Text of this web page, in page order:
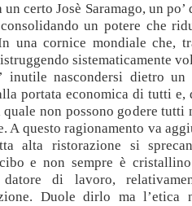
un certo Josè Saramago, un
un potere che
una cornice mondiale che,
sistematicamente
inutile nascondersi dietro
portata economica di tutti e,
quale non possono godere tutti
A questo ragionamento va
alta ristorazione si
e non sempre è
datore di lavoro,
Duole dirlo ma l’etica